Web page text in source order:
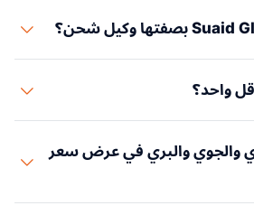
والتخزين والتسليم النهائي عند
واحد؟
والمعدات وجودة الخدمة.
والجوي والبري في عرض سعر